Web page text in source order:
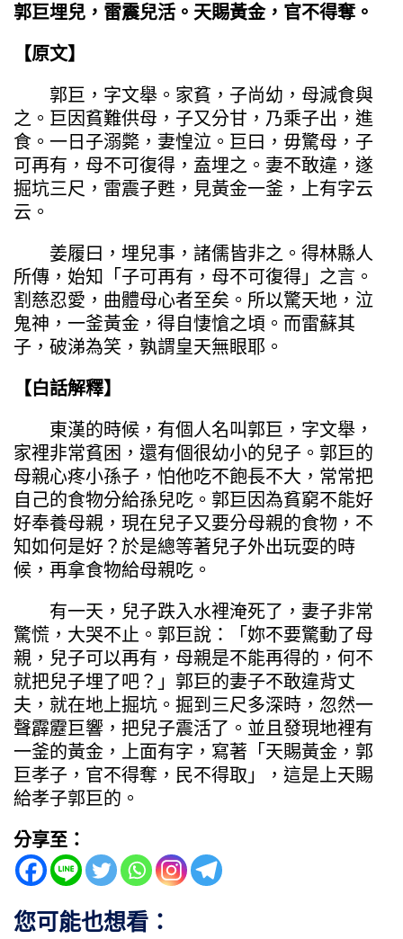
郭巨埋兒，雷震兒活。天賜黃金，官不得奪。
【原文】
郭巨，字文舉。家貧，子尚幼，母減食與
之。巨因貧難供母，子又分甘，乃乘子出，進
食。一日子溺斃，妻惶泣。巨曰，毋驚母，子
可再有，母不可復得，盍埋之。妻不敢違，遂
掘坑三尺，雷震子甦，見黃金一釜，上有字云
云。
姜履曰，埋兒事，諸儒皆非之。得林縣人
所傳，始知「子可再有，母不可復得」之言。
割慈忍愛，曲體母心者至矣。所以驚天地，泣
鬼神，一釜黃金，得自悽愴之頃。而雷蘇其
子，破涕為笑，孰謂皇天無眼耶。
【白話解釋】
東漢的時候，有個人名叫郭巨，字文舉，
家裡非常貧困，還有個很幼小的兒子。郭巨的
母親心疼小孫子，怕他吃不飽長不大，常常把
自己的食物分給孫兒吃。郭巨因為貧窮不能好
好奉養母親，現在兒子又要分母親的食物，不
知如何是好？於是總等著兒子外出玩耍的時
候，再拿食物給母親吃。
有一天，兒子跌入水裡淹死了，妻子非常
驚慌，大哭不止。郭巨說：「妳不要驚動了母
親，兒子可以再有，母親是不能再得的，何不
就把兒子埋了吧？」郭巨的妻子不敢違背丈
夫，就在地上掘坑。掘到三尺多深時，忽然一
聲霹靂巨響，把兒子震活了。並且發現地裡有
一釜的黃金，上面有字，寫著「天賜黃金，郭
巨孝子，官不得奪，民不得取」，這是上天賜
給孝子郭巨的。
分享至：
您可能也想看：